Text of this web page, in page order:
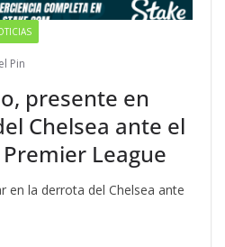
Pin
presente en
Chelsea ante el
League
en la derrota del Chelsea ante